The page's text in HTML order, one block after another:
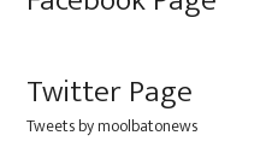
Twitter Page
Tweets by moolbatonews